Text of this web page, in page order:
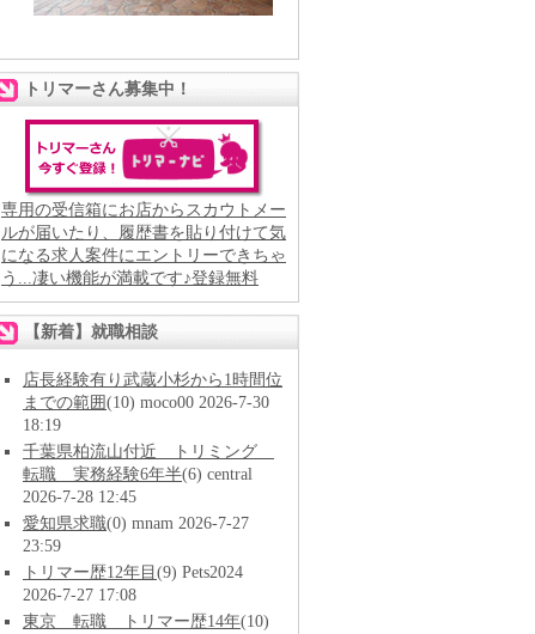
トリマーさん募集中！
専用の受信箱にお店からスカウトメー
ルが届いたり、履歴書を貼り付けて気
になる求人案件にエントリーできちゃ
う...凄い機能が満載です♪登録無料
【新着】就職相談
店長経験有り武蔵小杉から1時間位
までの範囲(10) moco00 2026-7-30
18:19
千葉県柏流山付近 トリミング
転職 実務経験6年半(6) central
2026-7-28 12:45
愛知県求職(0) mnam 2026-7-27
23:59
トリマー歴12年目 (9) Pets2024
2026-7-27 17:08
東京 転職 トリマー歴14年(10)